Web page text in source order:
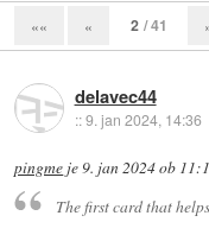
«« « 2 / 41
delavec44
::9. jan 2024, 14:36
pingme je9. jan 2024 ob
The first card that